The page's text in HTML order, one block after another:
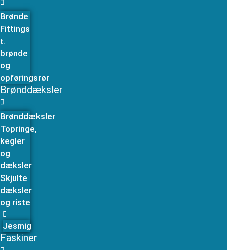
Brønde
Fittings
t.
brønde
og
opføringsrør
Brønddæksler
Brønddæksler
Topringe,
kegler
og
dæksler
Skjulte
dæksler
og riste
Jesmig
Faskiner